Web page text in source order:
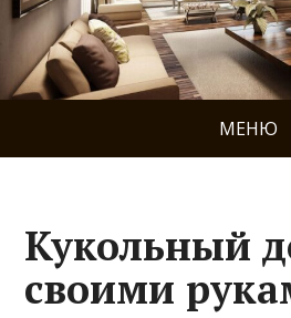
МЕНЮ
Кукольный
своими